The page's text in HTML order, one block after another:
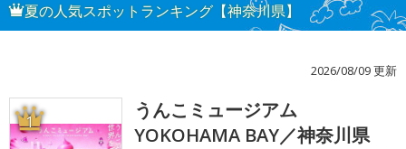
夏の人気スポットランキング【神奈川県】
2026/08/09 更新
1
うんこミュージアム
YOKOHAMA BAY／神奈川県